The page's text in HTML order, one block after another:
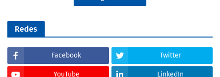
Redes
Facebook Twitter
YouTube LinkedIn